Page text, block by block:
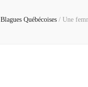
Blagues Québécoises / Une